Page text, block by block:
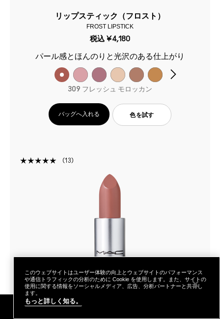
リップスティック（フロスト）
FROST LIPSTICK
税込 ¥4,180
パール感とほんのりと光沢のある仕上がり
309 フレッシュ モロッカン
バッグへ入れる 色を試す
13
あなたはM･A･Cラバー ロイヤリティ プログ
メールマガジン登録
このウェブサイトはユーザー体験の向上とウェブサイトのパフォーマンス
や通信トラフィックの分析のために Cookie を使用します。また、サイトの
使用に関する情報をソーシャルメディア、広告、分析パートナーと共有し
ます。
もっと詳しく知る。